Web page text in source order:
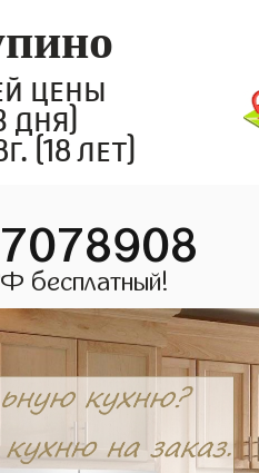
цены
дня)
(18 лет)
бесплатный!